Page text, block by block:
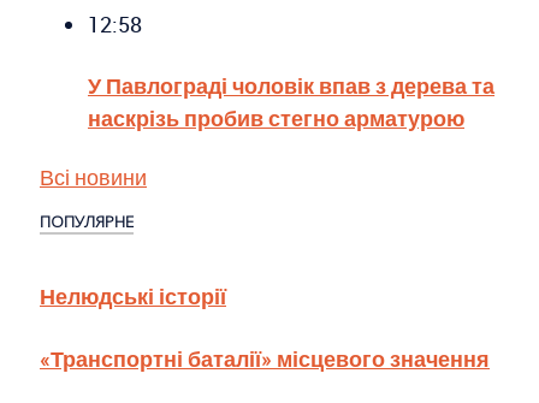
12:58
У Павлограді чоловік впав з дерева та
наскрізь пробив стегно арматурою
Всі новини
ПОПУЛЯРНЕ
Нелюдські історії
«Транспортні баталії» місцевого значення